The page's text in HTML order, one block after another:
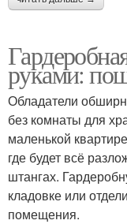
руками:
Обладатели
без комнаты для
маленькой
где будет всё
штангах.
кладовке или
помещения.